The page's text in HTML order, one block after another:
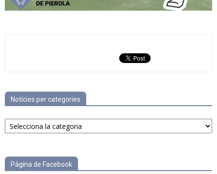
Notícies per categories
Notícies
per
Pàgina de Facebook